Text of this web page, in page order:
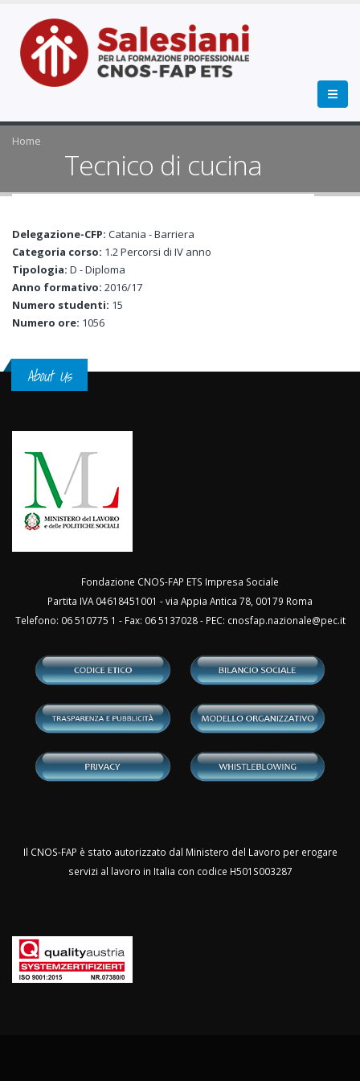
Home
Tecnico di cucina
Delegazione-CFP: Catania - Barriera
Categoria corso: 1.2 Percorsi di IV anno
Tipologia: D - Diploma
Anno formativo: 2016/17
Numero studenti: 15
Numero ore: 1056
About Us
Fondazione CNOS-FAP ETS Impresa Sociale
Partita IVA 04618451001 - via Appia Antica 78, 00179 Roma
Telefono: 06 510775 1 - Fax: 06 5137028 - PEC: cnosfap.nazionale@pec.it
Il CNOS-FAP è stato autorizzato dal Ministero del Lavoro per erogare
servizi al lavoro in Italia con codice H501S003287